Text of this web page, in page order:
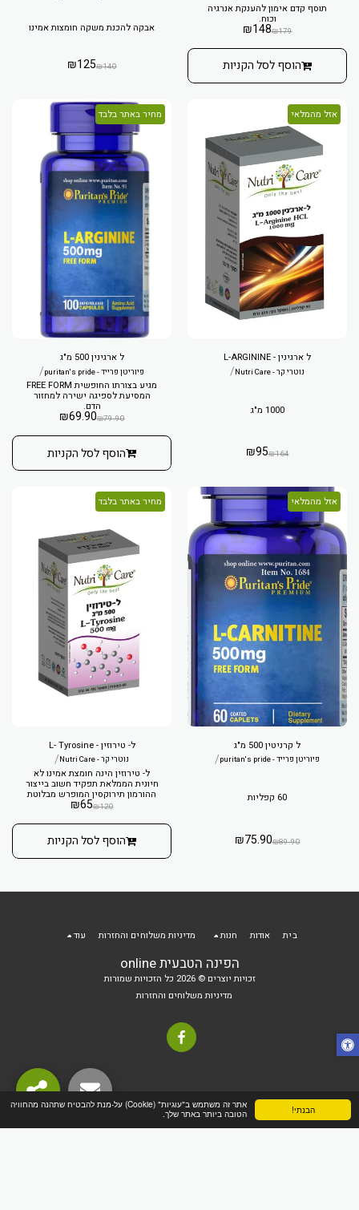
הבנתי!
אתר זה משתמש ב"עוגיות" (Cookie) על-מנת להבטיח שתהנה מהחוויה
הטובה ביותר באתר שלך.
תוסף קדם אימון להענקת אנרגיה
וכוח.
₪179
₪148
הוסף לסל הקניות
אבקה להכנת משקה חומצות אמינו
₪140
₪125
אזל מהמלאי
ל ארגינין - L-ARGININE
נוטרי קר - Nutri Care /
1000 מ"ג
₪164
₪95
מחיר באתר בלבד
ל ארגינין 500 מ"ג
פיוריטן פרייד - puritan's pride /
מגיע בצורתו החופשית FREE FORM
המסיעת לספיגה ישירה למחזור
הדם.
₪79.90
₪69.90
הוסף לסל הקניות
אזל מהמלאי
ל קרניטין 500 מ"ג
פיוריטן פרייד - puritan's pride /
60 קפליות
₪89.90
₪75.90
מחיר באתר בלבד
ל- טירוזין - L- Tyrosine
נוטרי קר - Nutri Care /
ל- טירוזין הינה חומצת אמינו לא
חיונית הממלאת תפקיד חשוב בייצור
ההורמון תירוקסין המופרש מבלוטת
התריס ואחראי על חילוף החומרים
₪120
₪65
הוסף לסל הקניות
הפינה הטבעית online
זכויות יוצרים © 2026 כל הזכויות שמורות
מדיניות משלוחים והחזרות
בית אודות חנות מדיניות משלוחים והחזרות עוד